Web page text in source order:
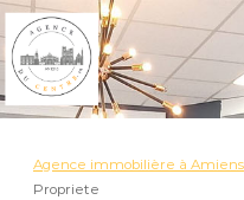
Accueil
Agence immobilière à Amiens
Propriete